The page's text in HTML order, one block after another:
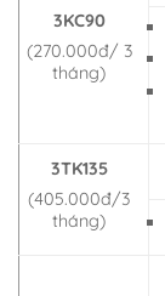
3KC90
(270.000đ/ 3
tháng)
3TK135
(405.000đ/3
tháng)